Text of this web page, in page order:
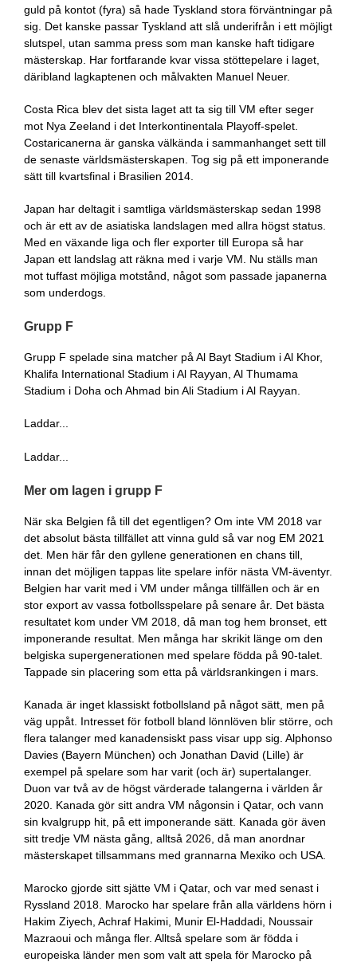
guld på kontot (fyra) så hade Tyskland stora förväntningar på
sig. Det kanske passar Tyskland att slå underifrån i ett möjligt
slutspel, utan samma press som man kanske haft tidigare
mästerskap. Har fortfarande kvar vissa stöttepelare i laget,
däribland lagkaptenen och målvakten Manuel Neuer.
Costa Rica blev det sista laget att ta sig till VM efter seger
mot Nya Zeeland i det Interkontinentala Playoff-spelet.
Costaricanerna är ganska välkända i sammanhanget sett till
de senaste världsmästerskapen. Tog sig på ett imponerande
sätt till kvartsfinal i Brasilien 2014.
Japan har deltagit i samtliga världsmästerskap sedan 1998
och är ett av de asiatiska landslagen med allra högst status.
Med en växande liga och fler exporter till Europa så har
Japan ett landslag att räkna med i varje VM. Nu ställs man
mot tuffast möjliga motstånd, något som passade japanerna
som underdogs.
Grupp F
Grupp F spelade sina matcher på Al Bayt Stadium i Al Khor,
Khalifa International Stadium i Al Rayyan, Al Thumama
Stadium i Doha och Ahmad bin Ali Stadium i Al Rayyan.
Laddar...
Laddar...
Mer om lagen i grupp F
När ska Belgien få till det egentligen? Om inte VM 2018 var
det absolut bästa tillfället att vinna guld så var nog EM 2021
det. Men här får den gyllene generationen en chans till,
innan det möjligen tappas lite spelare inför nästa VM-äventyr.
Belgien har varit med i VM under många tillfällen och är en
stor export av vassa fotbollsspelare på senare år. Det bästa
resultatet kom under VM 2018, då man tog hem bronset, ett
imponerande resultat. Men många har skrikit länge om den
belgiska supergenerationen med spelare födda på 90-talet.
Tappade sin placering som etta på världsrankingen i mars.
Kanada är inget klassiskt fotbollsland på något sätt, men på
väg uppåt. Intresset för fotboll bland lönnlöven blir större, och
flera talanger med kanadensiskt pass visar upp sig. Alphonso
Davies (Bayern München) och Jonathan David (Lille) är
exempel på spelare som har varit (och är) supertalanger.
Duon var två av de högst värderade talangerna i världen år
2020. Kanada gör sitt andra VM någonsin i Qatar, och vann
sin kvalgrupp hit, på ett imponerande sätt. Kanada gör även
sitt tredje VM nästa gång, alltså 2026, då man anordnar
mästerskapet tillsammans med grannarna Mexiko och USA.
Marocko gjorde sitt sjätte VM i Qatar, och var med senast i
Ryssland 2018. Marocko har spelare från alla världens hörn i
Hakim Ziyech, Achraf Hakimi, Munir El-Haddadi, Noussair
Mazraoui och många fler. Alltså spelare som är födda i
europeiska länder men som valt att spela för Marocko på